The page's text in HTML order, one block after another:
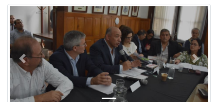
Previous Next